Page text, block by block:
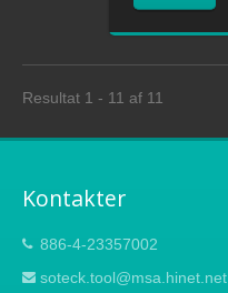
Resultat 1 - 11 af 11
Kontakter
886-4-23357002
soteck.tool@msa.hinet.net